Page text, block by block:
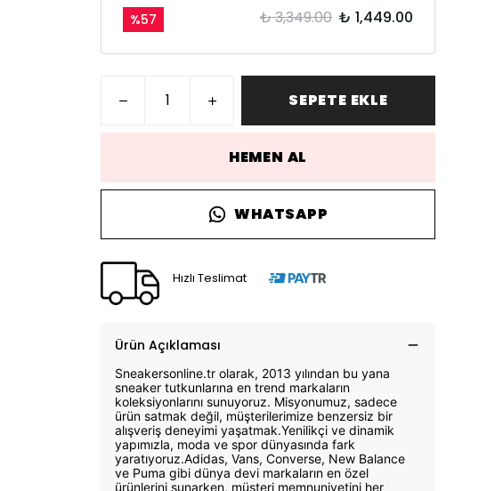
%57 ₺ 3,349.00 ₺ 1,449.00
SEPETE EKLE
HEMEN AL
WHATSAPP
Hızlı Teslimat
Ürün Açıklaması
Sneakersonline.tr olarak, 2013 yılından bu yana
sneaker tutkunlarına en trend markaların
koleksiyonlarını sunuyoruz. Misyonumuz, sadece
ürün satmak değil, müşterilerimize benzersiz bir
alışveriş deneyimi yaşatmak.Yenilikçi ve dinamik
yapımızla, moda ve spor dünyasında fark
yaratıyoruz.Adidas, Vans, Converse, New Balance
ve Puma gibi dünya devi markaların en özel
ürünlerini sunarken, müşteri memnuniyetini her